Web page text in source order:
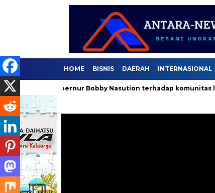
HOME BISNIS DAERAH INTERNASIONAL
Gubernur Bobby Nasution terhadap komunitas lari .